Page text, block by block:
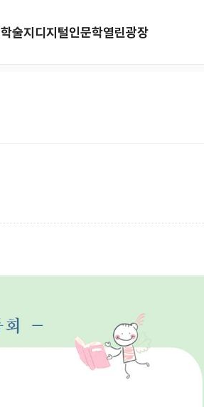
학술지디지털인문학열린광장